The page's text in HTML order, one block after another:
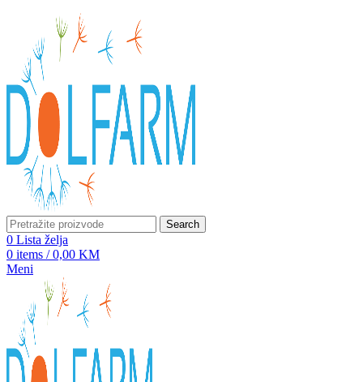
Search
0 Lista želja
0 items / 0,00 KM
Meni